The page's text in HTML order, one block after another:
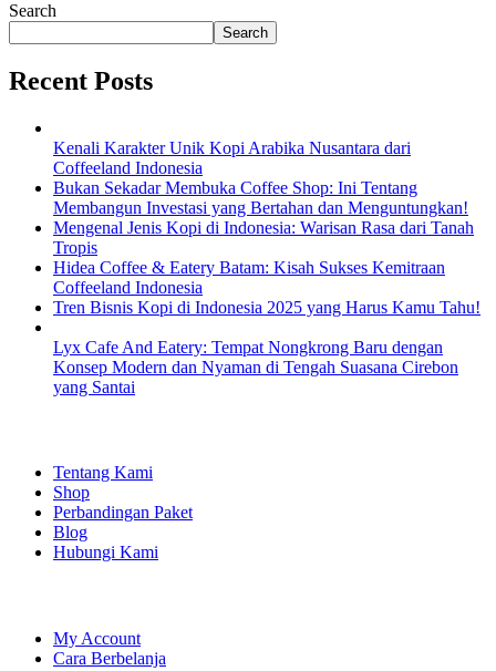
Search
Search
Recent Posts
Kenali Karakter Unik Kopi Arabika Nusantara dari
Coffeeland Indonesia
Bukan Sekadar Membuka Coffee Shop: Ini Tentang
Membangun Investasi yang Bertahan dan Menguntungkan!
Mengenal Jenis Kopi di Indonesia: Warisan Rasa dari Tanah
Tropis
Hidea Coffee & Eatery Batam: Kisah Sukses Kemitraan
Coffeeland Indonesia
Tren Bisnis Kopi di Indonesia 2025 yang Harus Kamu Tahu!
Lyx Cafe And Eatery: Tempat Nongkrong Baru dengan
Konsep Modern dan Nyaman di Tengah Suasana Cirebon
yang Santai
Tentang Kami
Shop
Perbandingan Paket
Blog
Hubungi Kami
My Account
Cara Berbelanja